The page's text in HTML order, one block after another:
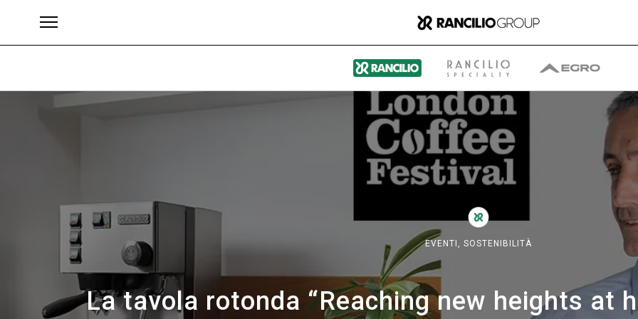
EVENTI, SOSTENIBILITÀ
La tavola rotonda “Reaching new heights at
Il gruppo
Chi siamo
Cosa Facciamo